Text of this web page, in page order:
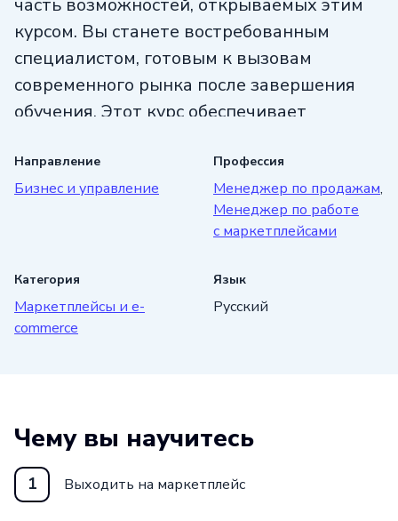
курсом. Вы станете востребованным
специалистом, готовым к вызовам
современного рынка после завершения
обучения. Этот курс обеспечивает
знания на практике, что делает его
превосходным выбором для амбициозных
людей, стремящихся к успеху в сфере
электронной коммерции.
Направление
Бизнес и управление
Профессия
Менеджер по продажам,
Менеджер по работе
с маркетплейсами
Категория
Маркетплейсы и e-
commerce
Язык
Русский
Чему вы научитесь
1 Выходить на маркетплейс